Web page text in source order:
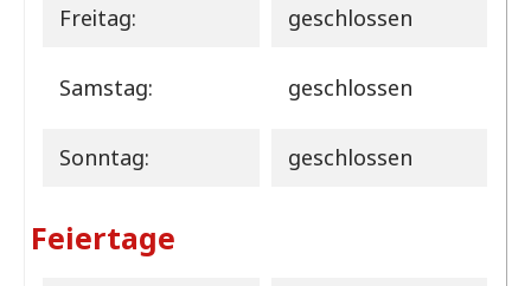
Freitag: geschlossen
Samstag: geschlossen
Sonntag: geschlossen
Feiertage